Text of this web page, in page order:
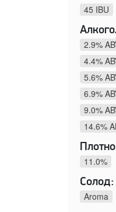
45 IBU
2.9%
4.4%
5.6%
6.9%
9.0%
14.6%
11.0%
Солод:
Aroma